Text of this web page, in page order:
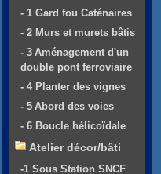
- 1 Gard fou Caténaires
- 2 Murs et murets bâtis
- 3 Aménagement d'un
double pont ferroviaire
- 4 Planter des vignes
- 5 Abord des voies
- 6 Boucle hélicoïdale
Atelier décor/bâti
-1 Sous Station SNCF